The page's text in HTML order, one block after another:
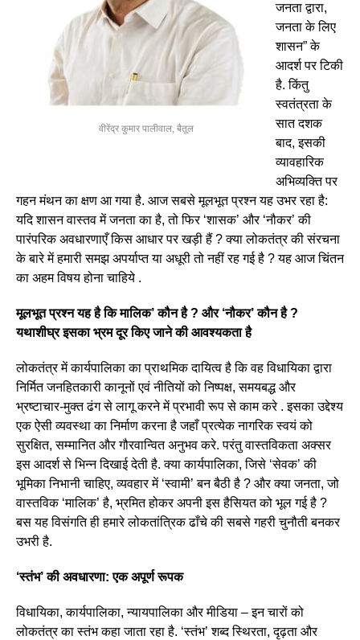
वीरेंद्र कुमार पालीवाल, बैतूल
जनता द्वारा,
जनता के लिए
शासन” के
आदर्श पर टिकी
है. किंतु
स्वतंत्रता के
सात दशक
बाद, इसकी
व्यावहारिक
अभिव्यक्ति पर
गहन मंथन का क्षण आ गया है. आज सबसे मूलभूत प्रश्न यह उभर रहा है:
यदि शासन वास्तव में जनता का है, तो फिर ‘शासक’ और ‘नौकर’ की
पारंपरिक अवधारणाएँ किस आधार पर खड़ी हैं ? क्या लोकतंत्र की संरचना
के बारे में हमारी समझ अपर्याप्त या अधूरी तो नहीं रह गई है ? यह आज चिंतन
का अहम विषय होना चाहिये .
मूलभूत प्रश्न यह है कि मालिक’ कौन है ? और ‘नौकर’ कौन है ?
यथाशीघ्र इसका भ्रम दूर किए जाने की आवश्यकता है
लोकतंत्र में कार्यपालिका का प्राथमिक दायित्व है कि वह विधायिका द्वारा
निर्मित जनहितकारी कानूनों एवं नीतियों को निष्पक्ष, समयबद्ध और
भ्रष्टाचार-मुक्त ढंग से लागू करने में प्रभावी रूप से काम करे . इसका उद्देश्य
एक ऐसी व्यवस्था का निर्माण करना है जहाँ प्रत्येक नागरिक स्वयं को
सुरक्षित, सम्मानित और गौरवान्वित अनुभव करे. परंतु वास्तविकता अक्सर
इस आदर्श से भिन्न दिखाई देती है. क्या कार्यपालिका, जिसे ‘सेवक’ की
भूमिका निभानी चाहिए, व्यवहार में ‘स्वामी’ बन बैठी है ? और क्या जनता, जो
वास्तविक ‘मालिक’ है, भ्रमित होकर अपनी इस हैसियत को भूल गई है ?
बस यह विसंगति ही हमारे लोकतांत्रिक ढाँचे की सबसे गहरी चुनौती बनकर
उभरी है.
‘स्तंभ’ की अवधारणा: एक अपूर्ण रूपक
विधायिका, कार्यपालिका, न्यायपालिका और मीडिया – इन चारों को
लोकतंत्र का स्तंभ कहा जाता रहा है. ‘स्तंभ’ शब्द स्थिरता, दृढ़ता और